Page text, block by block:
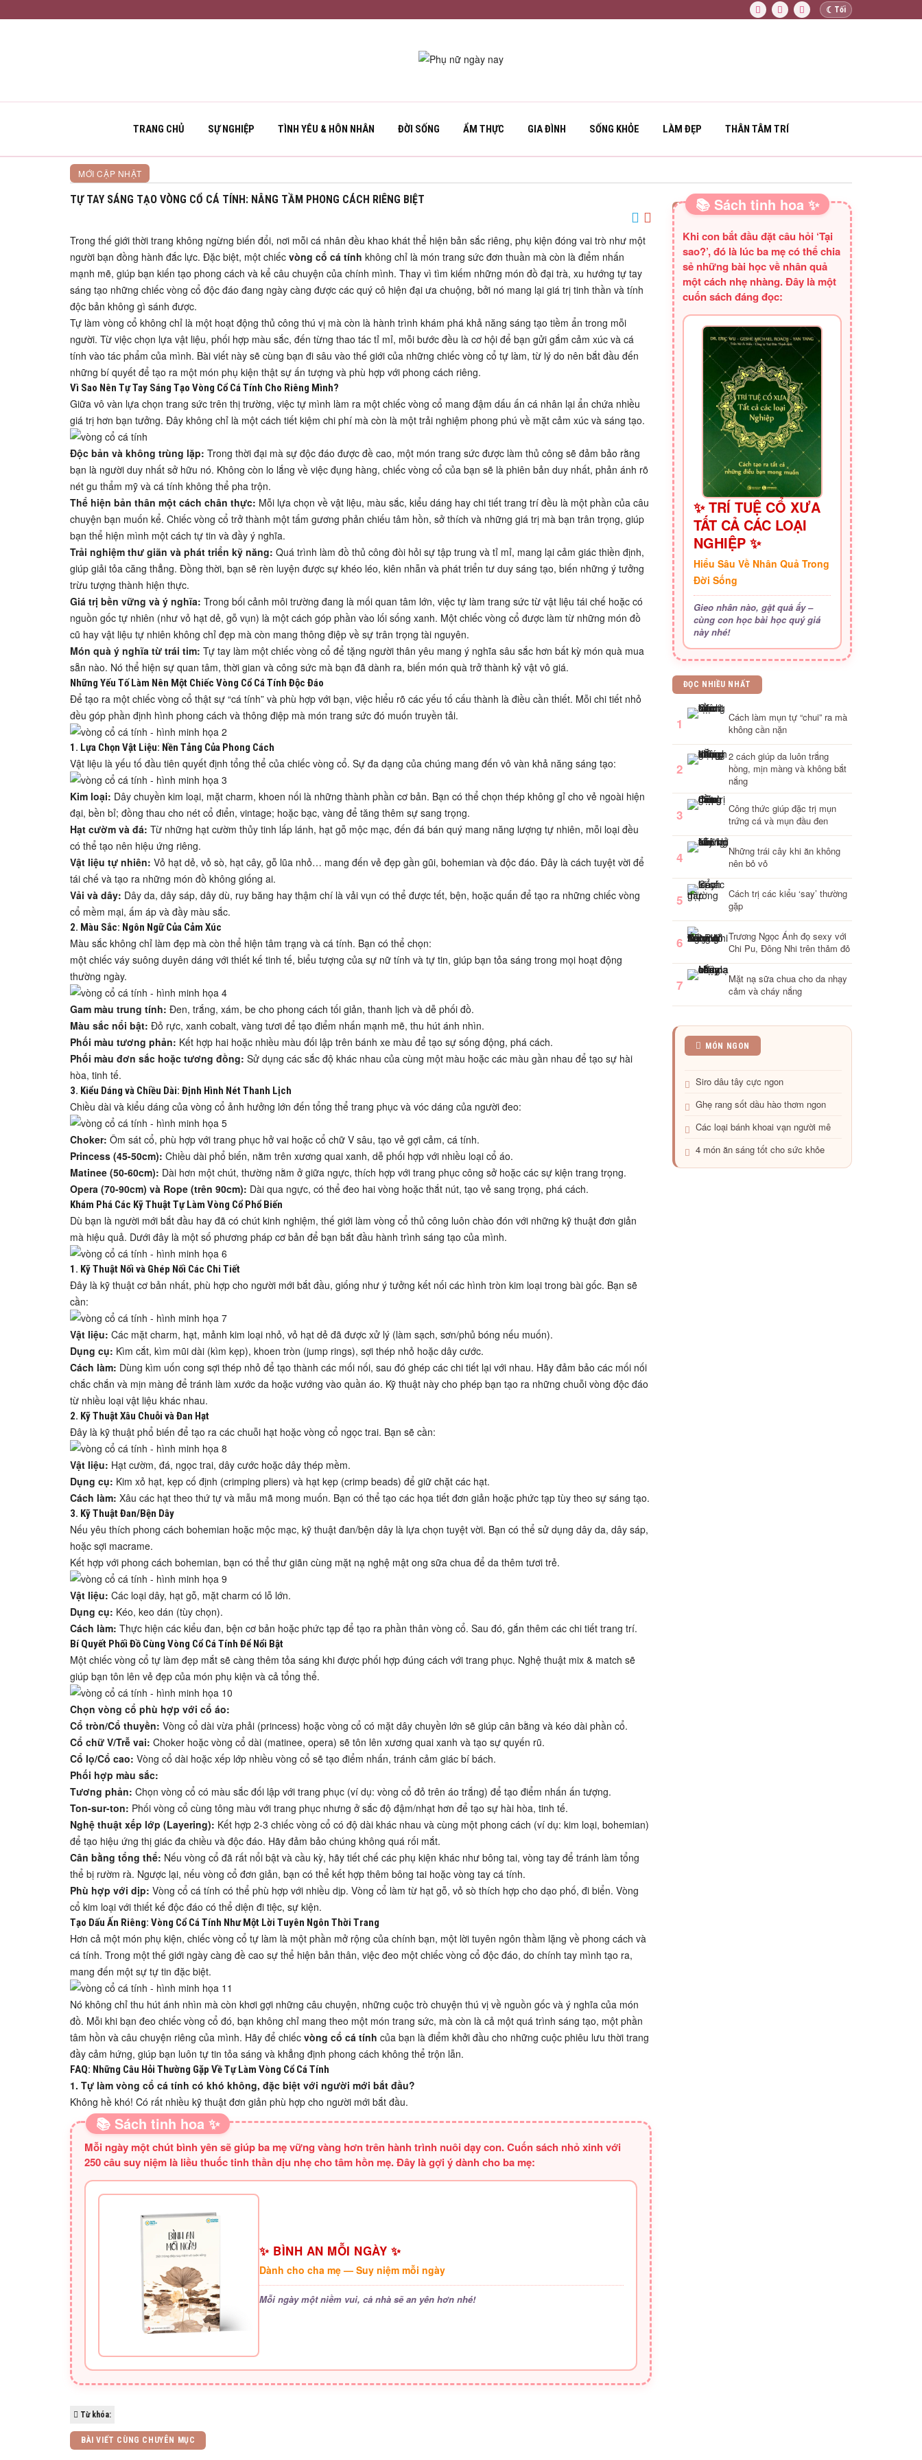
☾ Tối
TRANG CHỦ SỰ NGHIỆP TÌNH YÊU & HÔN NHÂN ĐỜI SỐNG ẨM THỰC GIA ĐÌNH SỐNG KHỎE LÀM ĐẸP THÂN TÂM TRÍ
MỚI CẬP NHẬT
TỰ TAY SÁNG TẠO VÒNG CỔ CÁ TÍNH: NÂNG TẦM PHONG CÁCH RIÊNG BIỆT
Trong thế giới thời trang không ngừng biến đổi, nơi mỗi cá nhân đều khao khát thể hiện bản sắc riêng, phụ kiện đóng vai trò như một
người bạn đồng hành đắc lực. Đặc biệt, một chiếc vòng cổ cá tính không chỉ là món trang sức đơn thuần mà còn là điểm nhấn
mạnh mẽ, giúp bạn kiến tạo phong cách và kể câu chuyện của chính mình. Thay vì tìm kiếm những món đồ đại trà, xu hướng tự tay
sáng tạo những chiếc vòng cổ độc đáo đang ngày càng được các quý cô hiện đại ưa chuộng, bởi nó mang lại giá trị tinh thần và tính
độc bản không gì sánh được.
Tự làm vòng cổ không chỉ là một hoạt động thủ công thú vị mà còn là hành trình khám phá khả năng sáng tạo tiềm ẩn trong mỗi
người. Từ việc chọn lựa vật liệu, phối hợp màu sắc, đến từng thao tác tỉ mỉ, mỗi bước đều là cơ hội để bạn gửi gắm cảm xúc và cá
tính vào tác phẩm của mình. Bài viết này sẽ cùng bạn đi sâu vào thế giới của những chiếc vòng cổ tự làm, từ lý do nên bắt đầu đến
những bí quyết để tạo ra một món phụ kiện thật sự ấn tượng và phù hợp với phong cách riêng.
Vì Sao Nên Tự Tay Sáng Tạo Vòng Cổ Cá Tính Cho Riêng Mình?
Giữa vô vàn lựa chọn trang sức trên thị trường, việc tự mình làm ra một chiếc vòng cổ mang đậm dấu ấn cá nhân lại ẩn chứa nhiều
giá trị hơn bạn tưởng. Đây không chỉ là một cách tiết kiệm chi phí mà còn là một trải nghiệm phong phú về mặt cảm xúc và sáng tạo.
Độc bản và không trùng lặp: Trong thời đại mà sự độc đáo được đề cao, một món trang sức được làm thủ công sẽ đảm bảo rằng
bạn là người duy nhất sở hữu nó. Không còn lo lắng về việc đụng hàng, chiếc vòng cổ của bạn sẽ là phiên bản duy nhất, phản ánh rõ
nét gu thẩm mỹ và cá tính không thể pha trộn.
Thể hiện bản thân một cách chân thực: Mỗi lựa chọn về vật liệu, màu sắc, kiểu dáng hay chi tiết trang trí đều là một phần của câu
chuyện bạn muốn kể. Chiếc vòng cổ trở thành một tấm gương phản chiếu tâm hồn, sở thích và những giá trị mà bạn trân trọng, giúp
bạn thể hiện mình một cách tự tin và đầy ý nghĩa.
Trải nghiệm thư giãn và phát triển kỹ năng: Quá trình làm đồ thủ công đòi hỏi sự tập trung và tỉ mỉ, mang lại cảm giác thiền định,
giúp giải tỏa căng thẳng. Đồng thời, bạn sẽ rèn luyện được sự khéo léo, kiên nhẫn và phát triển tư duy sáng tạo, biến những ý tưởng
trừu tượng thành hiện thực.
Giá trị bền vững và ý nghĩa: Trong bối cảnh môi trường đang là mối quan tâm lớn, việc tự làm trang sức từ vật liệu tái chế hoặc có
nguồn gốc tự nhiên (như vỏ hạt dẻ, gỗ vụn) là một cách góp phần vào lối sống xanh. Một chiếc vòng cổ được làm từ những món đồ
cũ hay vật liệu tự nhiên không chỉ đẹp mà còn mang thông điệp về sự trân trọng tài nguyên.
Món quà ý nghĩa từ trái tim: Tự tay làm một chiếc vòng cổ để tặng người thân yêu mang ý nghĩa sâu sắc hơn bất kỳ món quà mua
sẵn nào. Nó thể hiện sự quan tâm, thời gian và công sức mà bạn đã dành ra, biến món quà trở thành kỷ vật vô giá.
Những Yếu Tố Làm Nên Một Chiếc Vòng Cổ Cá Tính Độc Đáo
Để tạo ra một chiếc vòng cổ thật sự “cá tính” và phù hợp với bạn, việc hiểu rõ các yếu tố cấu thành là điều cần thiết. Mỗi chi tiết nhỏ
đều góp phần định hình phong cách và thông điệp mà món trang sức đó muốn truyền tải.
1. Lựa Chọn Vật Liệu: Nền Tảng Của Phong Cách
Vật liệu là yếu tố đầu tiên quyết định tổng thể của chiếc vòng cổ. Sự đa dạng của chúng mang đến vô vàn khả năng sáng tạo:
Kim loại: Dây chuyền kim loại, mặt charm, khoen nối là những thành phần cơ bản. Bạn có thể chọn thép không gỉ cho vẻ ngoài hiện
đại, bền bỉ; đồng thau cho nét cổ điển, vintage; hoặc bạc, vàng để tăng thêm sự sang trọng.
Hạt cườm và đá: Từ những hạt cườm thủy tinh lấp lánh, hạt gỗ mộc mạc, đến đá bán quý mang năng lượng tự nhiên, mỗi loại đều
có thể tạo nên hiệu ứng riêng.
Vật liệu tự nhiên: Vỏ hạt dẻ, vỏ sò, hạt cây, gỗ lũa nhỏ… mang đến vẻ đẹp gần gũi, bohemian và độc đáo. Đây là cách tuyệt vời để
tái chế và tạo ra những món đồ không giống ai.
Vải và dây: Dây da, dây sáp, dây dù, ruy băng hay thậm chí là vải vụn có thể được tết, bện, hoặc quấn để tạo ra những chiếc vòng
cổ mềm mại, ấm áp và đầy màu sắc.
2. Màu Sắc: Ngôn Ngữ Của Cảm Xúc
Màu sắc không chỉ làm đẹp mà còn thể hiện tâm trạng và cá tính. Bạn có thể chọn:
một chiếc váy suông duyên dáng với thiết kế tinh tế, biểu tượng của sự nữ tính và tự tin, giúp bạn tỏa sáng trong mọi hoạt động
thường ngày.
Gam màu trung tính: Đen, trắng, xám, be cho phong cách tối giản, thanh lịch và dễ phối đồ.
Màu sắc nổi bật: Đỏ rực, xanh cobalt, vàng tươi để tạo điểm nhấn mạnh mẽ, thu hút ánh nhìn.
Phối màu tương phản: Kết hợp hai hoặc nhiều màu đối lập trên bánh xe màu để tạo sự sống động, phá cách.
Phối màu đơn sắc hoặc tương đồng: Sử dụng các sắc độ khác nhau của cùng một màu hoặc các màu gần nhau để tạo sự hài
hòa, tinh tế.
3. Kiểu Dáng và Chiều Dài: Định Hình Nét Thanh Lịch
Chiều dài và kiểu dáng của vòng cổ ảnh hưởng lớn đến tổng thể trang phục và vóc dáng của người đeo:
Choker: Ôm sát cổ, phù hợp với trang phục hở vai hoặc cổ chữ V sâu, tạo vẻ gợi cảm, cá tính.
Princess (45-50cm): Chiều dài phổ biến, nằm trên xương quai xanh, dễ phối hợp với nhiều loại cổ áo.
Matinee (50-60cm): Dài hơn một chút, thường nằm ở giữa ngực, thích hợp với trang phục công sở hoặc các sự kiện trang trọng.
Opera (70-90cm) và Rope (trên 90cm): Dài qua ngực, có thể đeo hai vòng hoặc thắt nút, tạo vẻ sang trọng, phá cách.
Khám Phá Các Kỹ Thuật Tự Làm Vòng Cổ Phổ Biến
Dù bạn là người mới bắt đầu hay đã có chút kinh nghiệm, thế giới làm vòng cổ thủ công luôn chào đón với những kỹ thuật đơn giản
mà hiệu quả. Dưới đây là một số phương pháp cơ bản để bạn bắt đầu hành trình sáng tạo của mình.
1. Kỹ Thuật Nối và Ghép Nối Các Chi Tiết
Đây là kỹ thuật cơ bản nhất, phù hợp cho người mới bắt đầu, giống như ý tưởng kết nối các hình tròn kim loại trong bài gốc. Bạn sẽ
cần:
Vật liệu: Các mặt charm, hạt, mảnh kim loại nhỏ, vỏ hạt dẻ đã được xử lý (làm sạch, sơn/phủ bóng nếu muốn).
Dụng cụ: Kìm cắt, kìm mũi dài (kìm kẹp), khoen tròn (jump rings), sợi thép nhỏ hoặc dây cước.
Cách làm: Dùng kìm uốn cong sợi thép nhỏ để tạo thành các mối nối, sau đó ghép các chi tiết lại với nhau. Hãy đảm bảo các mối nối
chắc chắn và mịn màng để tránh làm xước da hoặc vướng vào quần áo. Kỹ thuật này cho phép bạn tạo ra những chuỗi vòng độc đáo
từ nhiều loại vật liệu khác nhau.
2. Kỹ Thuật Xâu Chuỗi và Đan Hạt
Đây là kỹ thuật phổ biến để tạo ra các chuỗi hạt hoặc vòng cổ ngọc trai. Bạn sẽ cần:
Vật liệu: Hạt cườm, đá, ngọc trai, dây cước hoặc dây thép mềm.
Dụng cụ: Kim xỏ hạt, kẹp cố định (crimping pliers) và hạt kẹp (crimp beads) để giữ chặt các hạt.
Cách làm: Xâu các hạt theo thứ tự và mẫu mã mong muốn. Bạn có thể tạo các họa tiết đơn giản hoặc phức tạp tùy theo sự sáng tạo.
3. Kỹ Thuật Đan/Bện Dây
Nếu yêu thích phong cách bohemian hoặc mộc mạc, kỹ thuật đan/bện dây là lựa chọn tuyệt vời. Bạn có thể sử dụng dây da, dây sáp,
hoặc sợi macrame.
Kết hợp với phong cách bohemian, bạn có thể thư giãn cùng mặt nạ nghệ mật ong sữa chua để da thêm tươi trẻ.
Vật liệu: Các loại dây, hạt gỗ, mặt charm có lỗ lớn.
Dụng cụ: Kéo, keo dán (tùy chọn).
Cách làm: Thực hiện các kiểu đan, bện cơ bản hoặc phức tạp để tạo ra phần thân vòng cổ. Sau đó, gắn thêm các chi tiết trang trí.
Bí Quyết Phối Đồ Cùng Vòng Cổ Cá Tính Để Nổi Bật
Một chiếc vòng cổ tự làm đẹp mắt sẽ càng thêm tỏa sáng khi được phối hợp đúng cách với trang phục. Nghệ thuật mix & match sẽ
giúp bạn tôn lên vẻ đẹp của món phụ kiện và cả tổng thể.
Chọn vòng cổ phù hợp với cổ áo:
Cổ tròn/Cổ thuyền: Vòng cổ dài vừa phải (princess) hoặc vòng cổ có mặt dây chuyền lớn sẽ giúp cân bằng và kéo dài phần cổ.
Cổ chữ V/Trễ vai: Choker hoặc vòng cổ dài (matinee, opera) sẽ tôn lên xương quai xanh và tạo sự quyến rũ.
Cổ lọ/Cổ cao: Vòng cổ dài hoặc xếp lớp nhiều vòng cổ sẽ tạo điểm nhấn, tránh cảm giác bí bách.
Phối hợp màu sắc:
Tương phản: Chọn vòng cổ có màu sắc đối lập với trang phục (ví dụ: vòng cổ đỏ trên áo trắng) để tạo điểm nhấn ấn tượng.
Ton-sur-ton: Phối vòng cổ cùng tông màu với trang phục nhưng ở sắc độ đậm/nhạt hơn để tạo sự hài hòa, tinh tế.
Nghệ thuật xếp lớp (Layering): Kết hợp 2-3 chiếc vòng cổ có độ dài khác nhau và cùng một phong cách (ví dụ: kim loại, bohemian)
để tạo hiệu ứng thị giác đa chiều và độc đáo. Hãy đảm bảo chúng không quá rối mắt.
Cân bằng tổng thể: Nếu vòng cổ đã rất nổi bật và cầu kỳ, hãy tiết chế các phụ kiện khác như bông tai, vòng tay để tránh làm tổng
thể bị rườm rà. Ngược lại, nếu vòng cổ đơn giản, bạn có thể kết hợp thêm bông tai hoặc vòng tay cá tính.
Phù hợp với dịp: Vòng cổ cá tính có thể phù hợp với nhiều dịp. Vòng cổ làm từ hạt gỗ, vỏ sò thích hợp cho dạo phố, đi biển. Vòng
cổ kim loại với thiết kế độc đáo có thể diện đi tiệc, sự kiện.
Tạo Dấu Ấn Riêng: Vòng Cổ Cá Tính Như Một Lời Tuyên Ngôn Thời Trang
Hơn cả một món phụ kiện, chiếc vòng cổ tự làm là một phần mở rộng của chính bạn, một lời tuyên ngôn thầm lặng về phong cách và
cá tính. Trong một thế giới ngày càng đề cao sự thể hiện bản thân, việc đeo một chiếc vòng cổ độc đáo, do chính tay mình tạo ra,
mang đến một sự tự tin đặc biệt.
Nó không chỉ thu hút ánh nhìn mà còn khơi gợi những câu chuyện, những cuộc trò chuyện thú vị về nguồn gốc và ý nghĩa của món
đồ. Mỗi khi bạn đeo chiếc vòng cổ đó, bạn không chỉ mang theo một món trang sức, mà còn là cả một quá trình sáng tạo, một phần
tâm hồn và câu chuyện riêng của mình. Hãy để chiếc vòng cổ cá tính của bạn là điểm khởi đầu cho những cuộc phiêu lưu thời trang
đầy cảm hứng, giúp bạn luôn tự tin tỏa sáng và khẳng định phong cách không thể trộn lẫn.
FAQ: Những Câu Hỏi Thường Gặp Về Tự Làm Vòng Cổ Cá Tính
1. Tự làm vòng cổ cá tính có khó không, đặc biệt với người mới bắt đầu?
Không hề khó! Có rất nhiều kỹ thuật đơn giản phù hợp cho người mới bắt đầu.
📚 Sách tinh hoa ✨
Mỗi ngày một chút bình yên sẽ giúp ba mẹ vững vàng hơn trên hành trình nuôi dạy con. Cuốn sách nhỏ xinh với
250 câu suy niệm là liều thuốc tinh thần dịu nhẹ cho tâm hồn mẹ. Đây là gợi ý dành cho ba mẹ:
✨ BÌNH AN MỖI NGÀY ✨
Dành cho cha mẹ — Suy niệm mỗi ngày
Mỗi ngày một niềm vui, cả nhà sẽ an yên hơn nhé!
Từ khóa:
BÀI VIẾT CÙNG CHUYÊN MỤC
SÁCH HAY CHO BA MẸ
📚 Sách tinh hoa ✨
Khi con bắt đầu đặt câu hỏi ‘Tại
sao?’, đó là lúc ba mẹ có thể chia
sẻ những bài học về nhân quả
một cách nhẹ nhàng. Đây là một
cuốn sách đáng đọc:
✨ TRÍ TUỆ CỔ XƯA
TẤT CẢ CÁC LOẠI
NGHIỆP ✨
Hiểu Sâu Về Nhân Quả Trong
Đời Sống
Gieo nhân nào, gặt quả ấy –
cùng con học bài học quý giá
này nhé!
ĐỌC NHIỀU NHẤT
1
Cách làm mụn tự “chui” ra mà
không cần nặn
2
2 cách giúp da luôn trắng
hồng, mịn màng và không bắt
nắng
3
Công thức giúp đặc trị mụn
trứng cá và mụn đầu đen
4
Những trái cây khi ăn không
nên bỏ vỏ
5
Cách trị các kiểu ‘say’ thường
gặp
6
Trương Ngọc Ánh đọ sexy với
Chi Pu, Đông Nhi trên thảm đỏ
7
Mặt nạ sữa chua cho da nhạy
cảm và cháy nắng
MÓN NGON
Lịch
Siro dâu tây cực ngon
Ghẹ rang sốt dầu hào thơm ngon
Các loại bánh khoai vạn người mê
4 món ăn sáng tốt cho sức khỏe